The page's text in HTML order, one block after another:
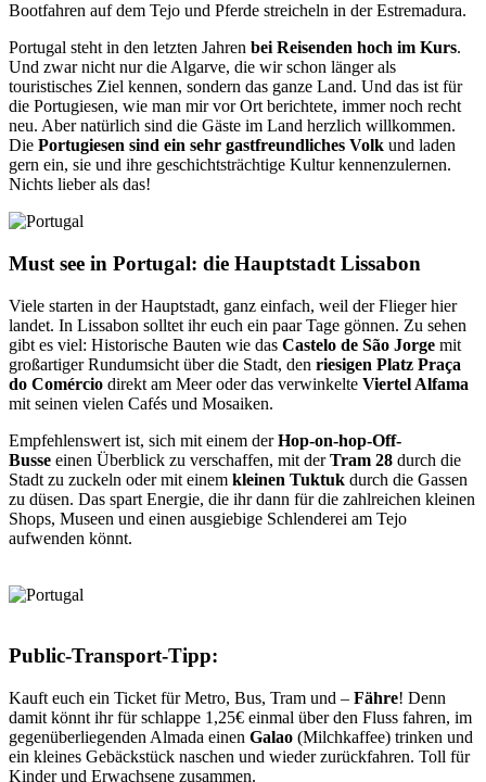
Bootfahren auf dem Tejo und Pferde streicheln in der Estremadura.
Portugal steht in den letzten Jahren bei Reisenden hoch im Kurs.
Und zwar nicht nur die Algarve, die wir schon länger als
touristisches Ziel kennen, sondern das ganze Land. Und das ist für
die Portugiesen, wie man mir vor Ort berichtete, immer noch recht
neu. Aber natürlich sind die Gäste im Land herzlich willkommen.
Die Portugiesen sind ein sehr gastfreundliches Volk und laden
gern ein, sie und ihre geschichtsträchtige Kultur kennenzulernen.
Nichts lieber als das!
Must see in Portugal: die Hauptstadt Lissabon
Viele starten in der Hauptstadt, ganz einfach, weil der Flieger hier
landet. In Lissabon solltet ihr euch ein paar Tage gönnen. Zu sehen
gibt es viel: Historische Bauten wie das Castelo de São Jorge mit
großartiger Rundumsicht über die Stadt, den riesigen Platz Praça
do Comércio direkt am Meer oder das verwinkelte Viertel Alfama
mit seinen vielen Cafés und Mosaiken.
Empfehlenswert ist, sich mit einem derHop-on-hop-Off-
Busse einen Überblick zu verschaffen, mit derTram 28 durch die
Stadt zu zuckeln oder mit einem kleinen Tuktuk durch die Gassen
zu düsen. Das spart Energie, die ihr dann für die zahlreichen kleinen
Shops, Museen und einen ausgiebige Schlenderei am Tejo
aufwenden könnt.
Public-Transport-Tipp:
Kauft euch ein Ticket für Metro, Bus, Tram und – Fähre! Denn
damit könnt ihr für schlappe 1,25€ einmal über den Fluss fahren, im
gegenüberliegenden Almada einen Galao (Milchkaffee) trinken und
ein kleines Gebäckstück naschen und wieder zurückfahren. Toll für
Kinder und Erwachsene zusammen.